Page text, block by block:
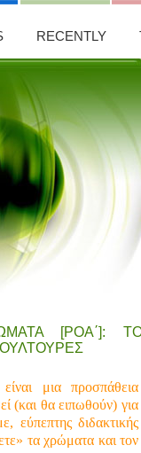
RECENTLY
[ΡΟΑ΄]:
μια προσπάθεια
(και θα ειπωθούν) για
εύπεπτης διδακτικής
τα χρώματα και τον